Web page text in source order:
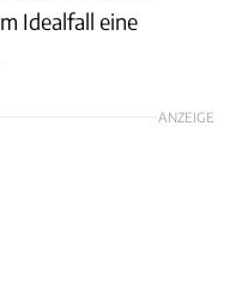
Idealfall eine
ANZEIGE